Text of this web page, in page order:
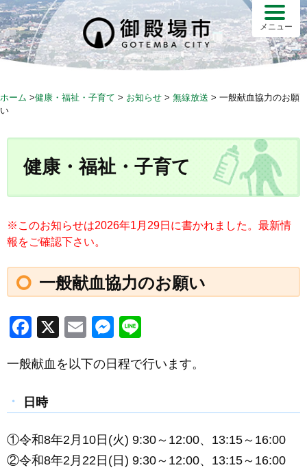
S
k
i
p
c
メニュー
ホーム >健康・福祉・子育て > お知らせ > 無線放送 > 一般献血協力のお願
い
健康・福祉・子育て
※このお知らせは2026年1月29日に書かれました。最新情
報をご確認下さい。
一般献血協力のお願い
F
c
e
b
o
o
X
E
ail
M
ss
n
g
er
e
一般献血を以下の日程で行います。
日時
①令和8年2月10日(火) 9:30～12:00、13:15～16:00
②令和8年2月22日(日) 9:30～12:00、13:15～16:00